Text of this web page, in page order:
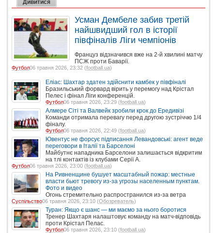
Усман Дембеле забив третій
найшвидший гол в історії
півфіналів Ліги чемпіонів
Француз відзначився вже на 2-й хвилині матчу
ПСЖ проти Баварії.
Футбол06 травня 2026, 23:32 (football.ua)
Еліас: Шахтар здатен здійснити камбек у півфіналі
Бразильський форвард вірить у перемогу над Крістал
Пелес і фінал Ліги конференцій.
Футбол06 травня 2026, 23:29 (football.ua)
Алмере Сіті та Валвейк зробили крок до Ередивізі
Команди отримала перевагу перед другою зустріччю 1/4
фіналу.
Футбол06 травня 2026, 22:49 (football.ua)
Ювентус не форсує підписання Левандовські: агент веде
переговори в Італії та Барселоні
Майбутнє нападника Барселони залишається відкритим
на тлі контактів із клубами Серії A.
Футбол06 травня 2026, 23:00 (football.ua)
На Ривненщине бушует масштабный пожар: местные
власти бьют тревогу из-за угрозы населенным пунктам.
Фото и видео
Огонь стремительно распространился из-за ветра
Суспільство06 травня 2026, 23:10 (Обозреватель)
Туран: Якщо є шанс — ми маємо за нього боротися
Тренер Шахтаря налаштовує команду на матч-відповідь
проти Крістал Пелас.
Футбол06 травня 2026, 23:10 (football.ua)